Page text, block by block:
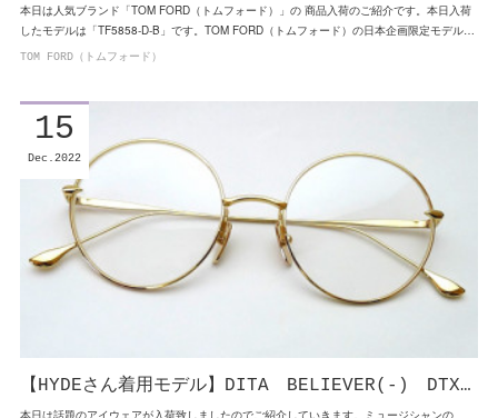
本日は人気ブランド「TOM FORD（トムフォード）」の 商品入荷のご紹介です。本日入荷
したモデルは「TF5858-D-B」です。TOM FORD（トムフォード）の日本企画限定モデル…
TOM FORD（トムフォード）
【HYDEさん着用モデル】DITA BELIEVER(-) DTX…
15
Dec 2022